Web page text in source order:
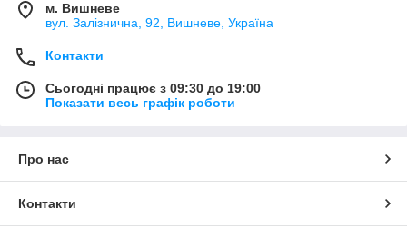
м. Вишневе
вул. Залізнична, 92, Вишневе, Україна
Контакти
Сьогодні працює з 09:30 до 19:00
Показати весь графік роботи
Про нас
Контакти